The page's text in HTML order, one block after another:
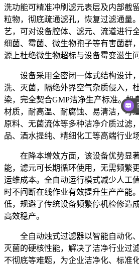
洗功能可精准冲刷滤元表层及内部截
粒物，彻底疏通滤孔，恢复过滤通量
艺，可对设备腔体、滤元、流道进行
细菌、霉菌、微生物孢子等有害菌群
源上杜绝微生物超标与设备霉变滋生问
设备采用全密闭一体式结构设计
洗、灭菌，隔绝外界空气杂质侵入，
染，完全契合GMP洁净生产标准。机
材质，耐高温、耐腐蚀、易清洁，可
原料、无菌流体等多种洁净介质过滤
品、酒水提纯、精细化工等高端行业场
在降本增效方面，该设备优势显
能，滤元可长期循环使用，无需频繁
运维成本。全自动运行模式减少人工
时不间断在线作业有效提升生产产能
低，规避了传统设备频繁停机检修造
高效稳产。
全自动烛式过滤器以智能自动化
灭菌的硬核性能，解决了洁净行业过
不彻底等难题，为企业洁净化、标准